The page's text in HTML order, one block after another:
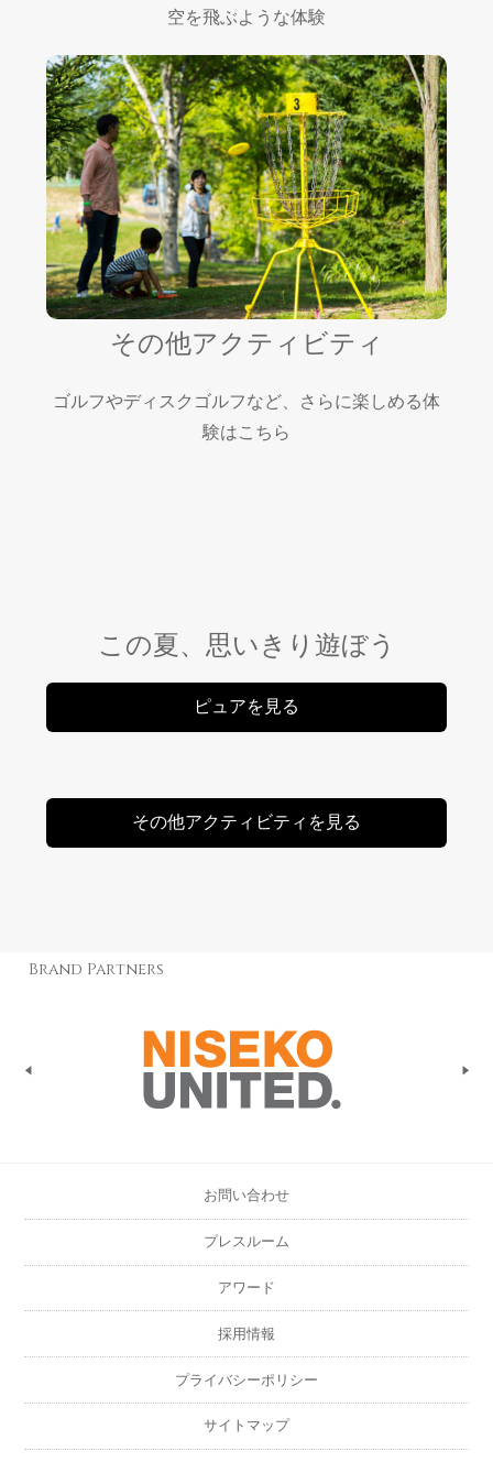
空を飛ぶような体験
その他アクティビティ
ゴルフやディスクゴルフなど、さらに楽しめる体
験はこちら
この夏、思いきり遊ぼう
ピュアを見る
その他アクティビティを見る
Brand Partners
お問い合わせ
プレスルーム
アワード
採用情報
プライバシーポリシー
サイトマップ